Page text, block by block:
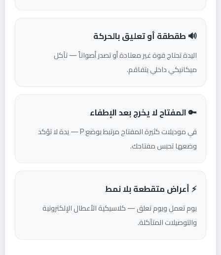
🔊 طقطقة أو تعليق بالحركة
اليدة تحتاج قوة غير معتادة أو تصدر أصواتاً — تآكل
ميكانيكي داخلي يتفاقم.
🔑 المفتاح لا يخرج بعد الإطفاء
في موديلات كثيرة المفتاح مرتبط بوضع P — يدة لا تؤكد
وضعها تحبس مفتاحك.
⚡ أعراض متقطعة بلا نمط
يوم تعمل ويوم تعلق — كلاسيكية الأعطال الإلكترونية
والتوصيلات المتآكلة.